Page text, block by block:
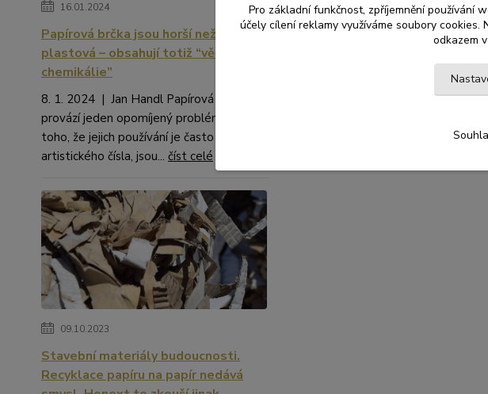
16.01.2024
Papírová brčka jsou horší než
plastová – obsahují totiž “věčné
chemikálie”
8. 1. 2024 | Jan Handl Papírová brčka
provází jeden opomíjený problém. Kromě
toho, že jejich používání je často na hraně
artistického čísla, jsou... číst celé
09.10.2023
Stavební materiály budoucnosti.
Recyklace papíru na papír nedává
Pro základní funkčnost, zpříjemnění používání
účely cílení reklamy využíváme soubory
odkazem